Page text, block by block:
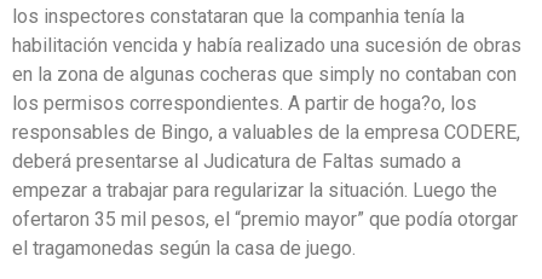
los inspectores constataran que la companhia tenía la
habilitación vencida y había realizado una sucesión de obras
en la zona de algunas cocheras que simply no contaban con
los permisos correspondientes. A partir de hoga?o, los
responsables de Bingo, a valuables de la empresa CODERE,
deberá presentarse al Judicatura de Faltas sumado a
empezar a trabajar para regularizar la situación. Luego the
ofertaron 35 mil pesos, el “premio mayor” que podía otorgar
el tragamonedas según la casa de juego.